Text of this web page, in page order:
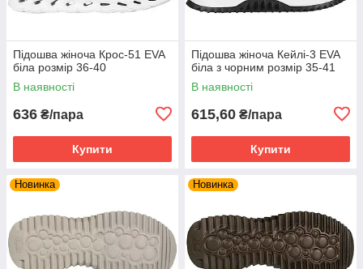
Підошва жіноча Крос-51 EVA
біла розмір 36-40
В наявності
636 ₴/пара
Купити
Підошва жіноча Кейлі-3 EVA
біла з чорним розмір 35-41
В наявності
615,60 ₴/пара
Купити
Новинка Новинка